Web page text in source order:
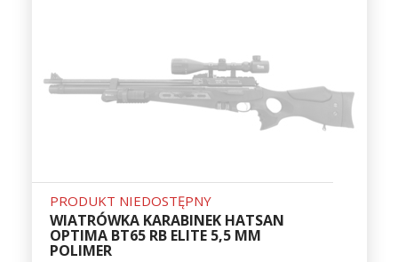
PRODUKT NIEDOSTĘPNY
WIATRÓWKA KARABINEK HATSAN
OPTIMA BT65 RB ELITE 5,5 MM
POLIMER